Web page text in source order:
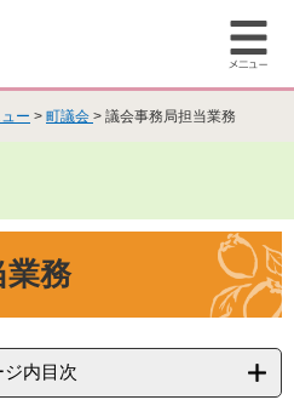
メ
ー
ー > 町議会 > 議会事務局担当業務
業務
ジ内目次